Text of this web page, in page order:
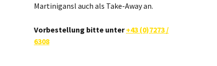
Martinigansl auch als Take-Away an.
Vorbestellung bitte unter+43 (0)7273 /
6308